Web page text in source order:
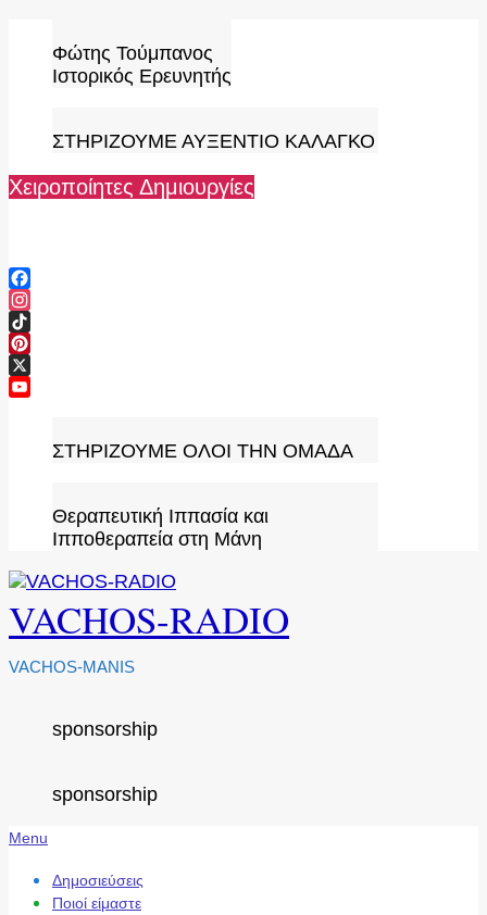
content
Φώτης Τούμπανος
Ιστορικός Ερευνητής
ΣΤΗΡΙΖΟΥΜΕ ΑΥΞΕΝΤΙΟ ΚΑΛΑΓΚΟ
Χειροποίητες Δημιουργίες
Facebook
Instagram
TikTok
Pinterest
X
ΣΤΗΡΙΖΟΥΜΕ ΟΛΟΙ ΤΗΝ ΟΜΑΔΑ
Θεραπευτική Ιππασία και
Ιπποθεραπεία στη Μάνη
VACHOS-RADIO
VACHOS-MANIS
sponsorship
sponsorship
Secondary
Menu
Menu
Δημοσιεύσεις
Ποιοί είμαστε